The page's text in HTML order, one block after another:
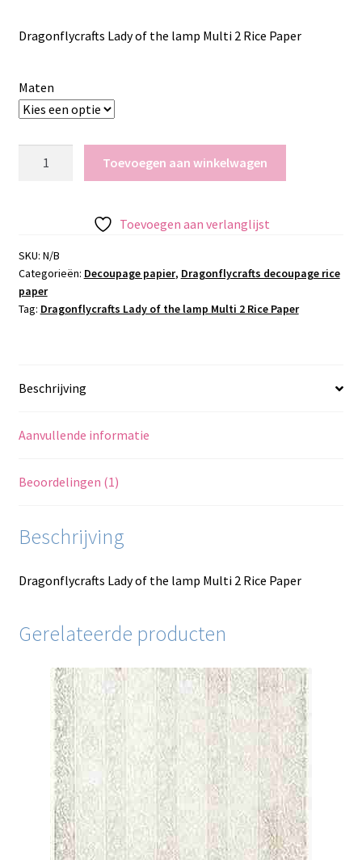
Dragonflycrafts Lady of the lamp Multi 2 Rice Paper
Maten
Multi
2
Rice
Paper
Toevoegen aan winkelwagen
Toevoegen aan verlanglijst
SKU: N/B
Categorieën: Decoupage papier, Dragonflycrafts decoupage rice
paper
Tag: Dragonflycrafts Lady of the lamp Multi 2 Rice Paper
Beschrijving
Aanvullende informatie
Beoordelingen (1)
Beschrijving
Dragonflycrafts Lady of the lamp Multi 2 Rice Paper
Gerelateerde producten